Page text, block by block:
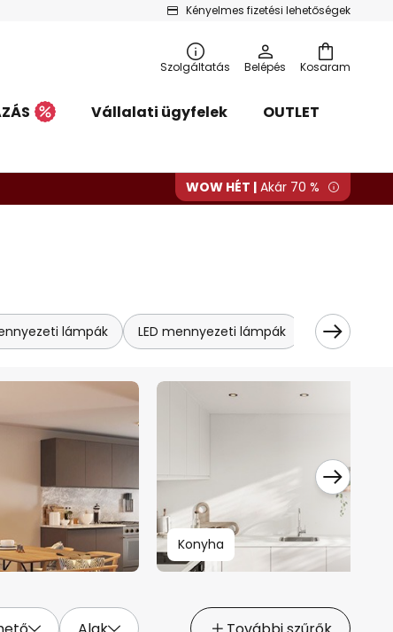
Kényelmes fizetési lehetőségek
Kosaram
Szolgáltatás Belépés
Vállalati ügyfelek
OUTLET
WOW HÉT | Akár 70 %
lámpák LED mennyezeti lámpák LED panel
Konyha